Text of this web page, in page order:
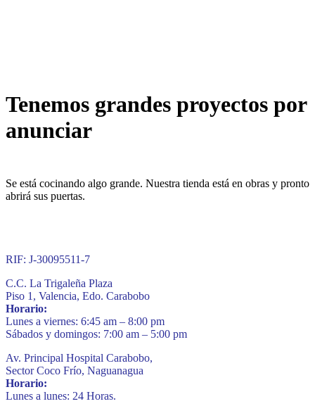
Tenemos grandes proyectos por
anunciar
Se está cocinando algo grande. Nuestra tienda está en obras y pronto
abrirá sus puertas.
RIF: J-30095511-7
C.C. La Trigaleña Plaza
Piso 1, Valencia, Edo. Carabobo
Horario:
Lunes a viernes: 6:45 am – 8:00 pm
Sábados y domingos: 7:00 am – 5:00 pm
Av. Principal Hospital Carabobo,
Sector Coco Frío, Naguanagua
Horario:
Lunes a lunes: 24 Horas.